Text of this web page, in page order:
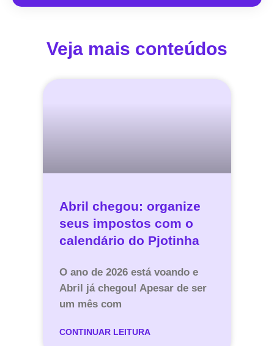
Veja mais conteúdos
Abril chegou: organize
seus impostos com o
calendário do Pjotinha
O ano de 2026 está voando e
Abril já chegou! Apesar de ser
um mês com
CONTINUAR LEITURA